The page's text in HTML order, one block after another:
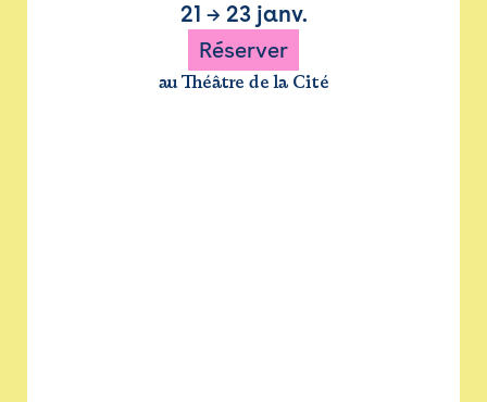
21 → 23 janv.
Réserver
au Théâtre de la Cité